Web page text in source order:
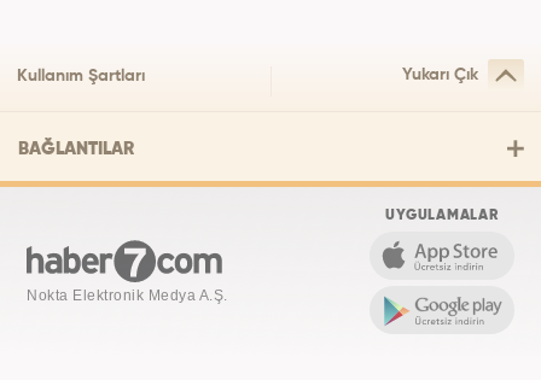
Kullanım Şartları Yukarı Çık
BAĞLANTILAR
Nokta Elektronik Medya A.Ş.
UYGULAMALAR